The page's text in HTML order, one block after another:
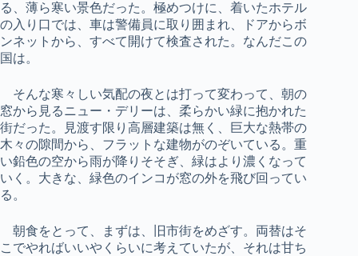
る、薄ら寒い景色だった。極めつけに、着いたホテル
の入り口では、車は警備員に取り囲まれ、ドアからボ
ンネットから、すべて開けて検査された。なんだこの
国は。
そんな寒々しい気配の夜とは打って変わって、朝の
窓から見るニュー・デリーは、柔らかい緑に抱かれた
街だった。見渡す限り高層建築は無く、巨大な熱帯の
木々の隙間から、フラットな建物がのぞいている。重
い鉛色の空から雨が降りそそぎ、緑はより濃くなって
いく。大きな、緑色のインコが窓の外を飛び回ってい
る。
朝食をとって、まずは、旧市街をめざす。両替はそ
こでやればいいやくらいに考えていたが、それは甘ち